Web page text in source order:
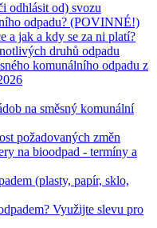
odhlásit od) svozu
odpadu? (POVINNÉ!)
a jak a kdy se za ni platí?
druhů odpadu
komunálního odpadu z
na směsný komunální
požadovaných změn
na bioodpad - termíny a
(plasty, papír, sklo,
Využijte slevu pro